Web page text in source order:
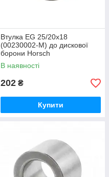
Втулка EG 25/20x18
(00230002-M) до дискової
борони Horsch
В наявності
202 ₴
Купити